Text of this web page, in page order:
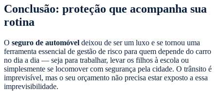
Conclusão: proteção que acompanha sua
rotina
O seguro de automóvel deixou de ser um luxo e se tornou uma
ferramenta essencial de gestão de risco para quem depende do carro
no dia a dia — seja para trabalhar, levar os filhos à escola ou
simplesmente se locomover com segurança pela cidade. O trânsito é
imprevisível, mas o seu orçamento não precisa estar exposto a essa
imprevisibilidade.